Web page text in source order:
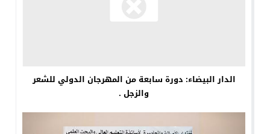
الدار البيضاء: دورة سابعة من المهرجان الدولي للشعر
والزجل .